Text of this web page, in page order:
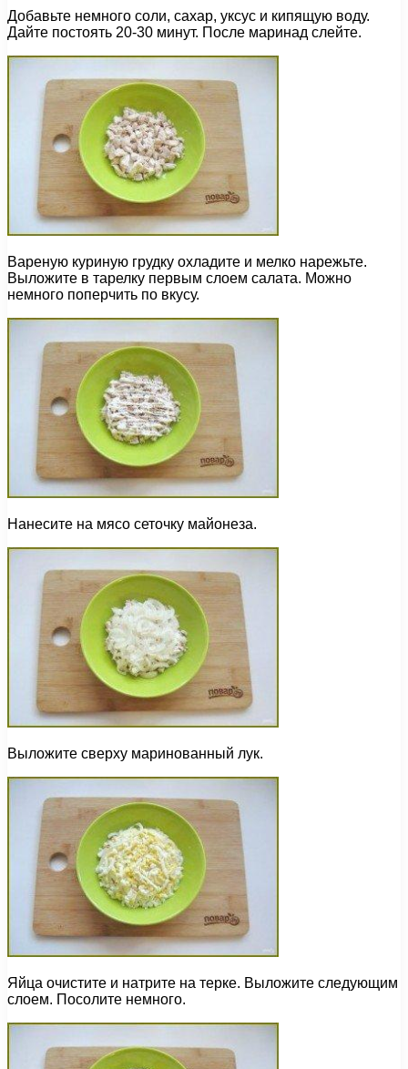
Добавьте немного соли, сахар, уксус и кипящую воду.
Дайте постоять 20-30 минут. После маринад слейте.
Вареную куриную грудку охладите и мелко нарежьте.
Выложите в тарелку первым слоем салата. Можно
немного поперчить по вкусу.
Нанесите на мясо сеточку майонеза.
Выложите сверху маринованный лук.
Яйца очистите и натрите на терке. Выложите следующим
слоем. Посолите немного.